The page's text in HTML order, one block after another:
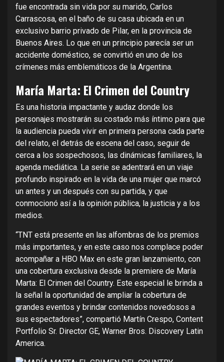
fue encontrada sin vida por su marido, Carlos
Carrascosa, en el baño de su casa ubicada en un
exclusivo barrio privado de Pilar, en la provincia de
Buenos Aires. Lo que en un principio parecía ser un
accidente doméstico, se convirtió en uno de los
crímenes más emblemáticos de la Argentina.
María Marta: El Crimen del Country
Es una historia impactante y audaz donde los
personajes mostrarán su costado más íntimo para que
la audiencia pueda vivir en primera persona cada parte
del relato, el detrás de escena del caso, seguir de
cerca a los sospechosos, las dinámicas familiares, la
agenda mediática. La serie se adentrará en un viaje
profundo inspirado en la vida de una mujer que marcó
un antes y un después con su partida, y que
conmocionó así a la opinión pública, la justicia y a los
medios.
“TNT está presente en las alfombras de los premios
más importantes, y en este caso nos complace poder
acompañar a HBO Max en este gran lanzamiento, con
una cobertura exclusiva desde la premiere de María
Marta: El Crimen del Country. Este especial le brinda a
la señal la oportunidad de ampliar la cobertura de
grandes eventos y brindar contenidos novedosos a
sus espectadores”, compartió Martín Crespo, Content
Portfolio Sr. Director GE, Warner Bros. Discovery Latin
America.